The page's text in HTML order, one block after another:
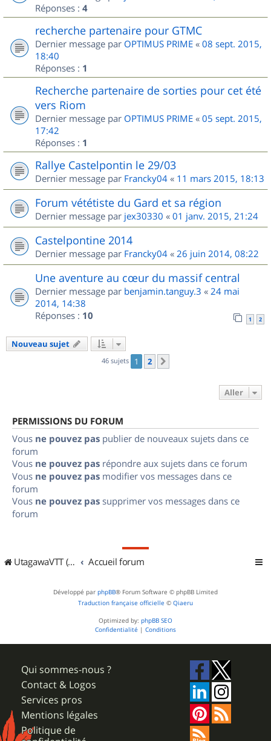
Réponses : 4
recherche partenaire pour GTMC
Dernier message par OPTIMUS PRIME « 08 sept. 2015,
18:40
Réponses : 1
Recherche partenaire de sorties pour cet été
vers Riom
Dernier message par OPTIMUS PRIME « 05 sept. 2015,
17:42
Réponses : 1
Rallye Castelpontin le 29/03
Dernier message par Francky04 « 11 mars 2015, 18:13
Forum vététiste du Gard et sa région
Dernier message par jex30330 « 01 janv. 2015, 21:24
Castelpontine 2014
Dernier message par Francky04 « 26 juin 2014, 08:22
Une aventure au cœur du massif central
Dernier message par benjamin.tanguy.3 « 24 mai
2014, 14:38
Réponses : 10 1 2
Nouveau sujet
46 sujets 1 2
Aller
PERMISSIONS DU FORUM
Vous ne pouvez pas publier de nouveaux sujets dans ce
forum
Vous ne pouvez pas répondre aux sujets dans ce forum
Vous ne pouvez pas modifier vos messages dans ce
forum
Vous ne pouvez pas supprimer vos messages dans ce
forum
UtagawaVTT (Randos VTT et VTTAE avec traces GPS) Accueil forum
Développé par phpBB® Forum Software © phpBB Limited
Traduction française officielle © Qiaeru
Optimized by: phpBB SEO
Confidentialité | Conditions
Qui sommes-nous ?
Contact & Logos
Services pros
Mentions légales
Politique de